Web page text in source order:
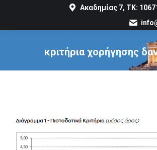
Ακαδημίας 7, ΤΚ:
κριτήρια χορήγησης
You are here: